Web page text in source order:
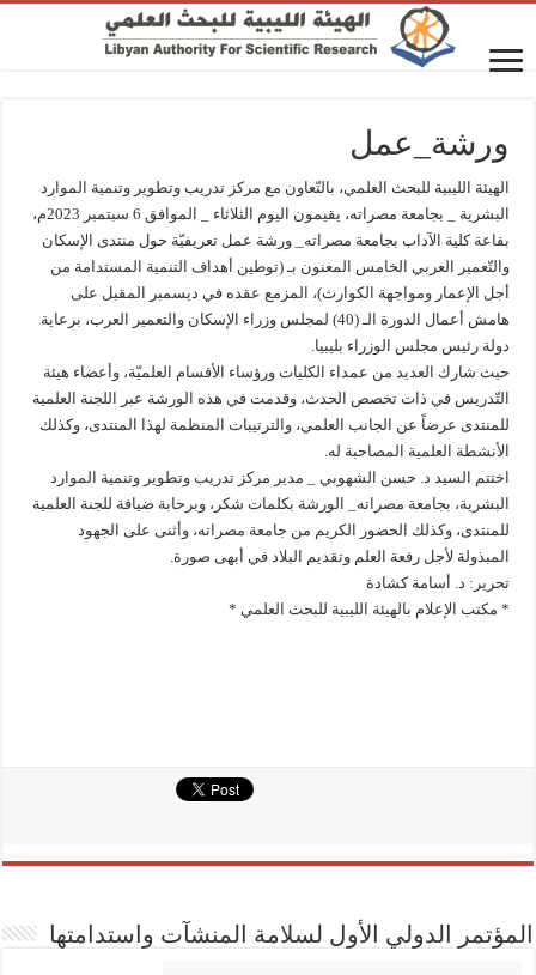
ورشة_عمل
الهيئة الليبية للبحث العلمي، بالتّعاون مع مركز تدريب وتطوير وتنمية الموارد
البشرية _ بجامعة مصراته، يقيمون اليوم الثلاثاء _ الموافق 6 سبتمبر 2023م،
بقاعة كلية الآداب بجامعة مصراته_ ورشة عمل تعريفيّة حول منتدى الإسكان
والتّعمير العربي الخامس المعنون بـ (توطين أهداف التنمية المستدامة من
أجل الإعمار ومواجهة الكوارث)، المزمع عقده في ديسمبر المقبل على
هامش أعمال الدورة الـ (40) لمجلس وزراء الإسكان والتعمير العرب، برعاية
دولة رئيس مجلس الوزراء بليبيا.
حيث شارك العديد من عمداء الكليات ورؤساء الأقسام العلميّة، وأعضاء هيئة
التّدريس في ذات تخصص الحدث، وقدمت في هذه الورشة عبر اللجنة العلمية
للمنتدى عرضاً عن الجانب العلمي، والترتيبات المنظمة لهذا المنتدى، وكذلك
الأنشطة العلمية المصاحبة له.
اختتم السيد د. حسن الشهوبي _ مدير مركز تدريب وتطوير وتنمية الموارد
البشرية، بجامعة مصراته_ الورشة بكلمات شكر، وبرحابة ضيافة للجنة العلمية
للمنتدى، وكذلك الحضور الكريم من جامعة مصراته، وأثنى على الجهود
المبذولة لأجل رفعة العلم وتقديم البلاد في أبهى صورة.
تحرير: د. أسامة كشادة
* مكتب الإعلام بالهيئة الليبية للبحث العلمي *
المؤتمر الدولي الأول لسلامة المنشآت واستدامتها